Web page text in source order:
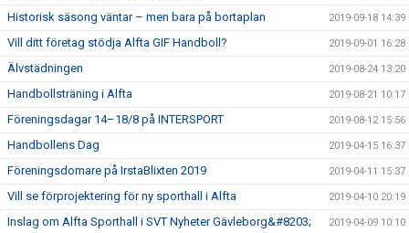
Historisk säsong väntar – men bara på bortaplan 2019-09-18 14:39
Vill ditt företag stödja Alfta GIF Handboll? 2019-09-01 16:28
Älvstädningen 2019-08-24 13:20
Handbollsträning i Alfta 2019-08-21 10:17
Föreningsdagar 14–18/8 på INTERSPORT 2019-08-12 15:56
Handbollens Dag 2019-04-15 16:37
Föreningsdomare på IrstaBlixten 2019 2019-04-11 15:37
Vill se förprojektering för ny sporthall i Alfta 2019-04-10 20:19
Inslag om Alfta Sporthall i SVT Nyheter Gävleborg&#8203; 2019-04-09 10:10